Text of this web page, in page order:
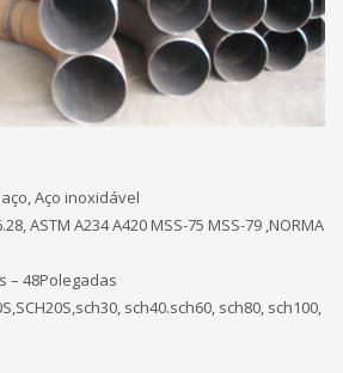
Aço inoxidável
ASTM A234 A420 MSS-75 MSS-79 ,NORMA
– 48Polegadas
sch40.sch60, sch80, sch100,